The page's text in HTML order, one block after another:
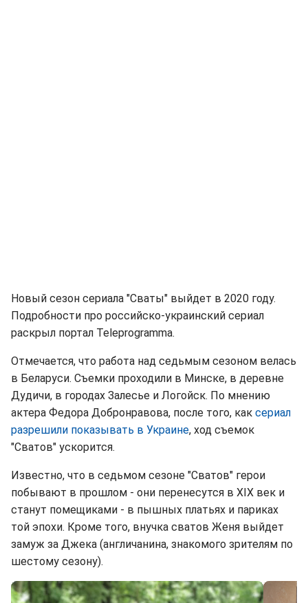
Новый сезон сериала "Сваты" выйдет в 2020 году.
Подробности про российско-украинский сериал
раскрыл портал Teleprogramma.
Отмечается, что работа над седьмым сезоном велась
в Беларуси. Съемки проходили в Минске, в деревне
Дудичи, в городах Залесье и Логойск. По мнению
актера Федора Добронравова, после того, как сериал
разрешили показывать в Украине, ход съемок
"Сватов" ускорится.
Известно, что в седьмом сезоне "Сватов" герои
побывают в прошлом - они перенесутся в XIX век и
станут помещиками - в пышных платьях и париках
той эпохи. Кроме того, внучка сватов Женя выйдет
замуж за Джека (англичанина, знакомого зрителям по
шестому сезону).